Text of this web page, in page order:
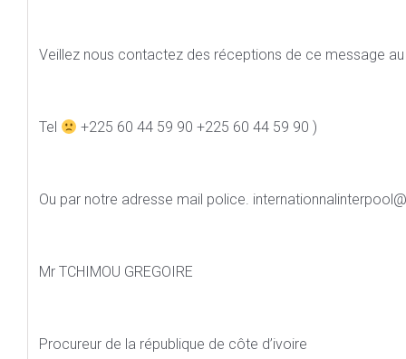
Veillez nous contactez des réceptions de ce message au
Tel +225 60 44 59 90 +225 60 44 59 90 )
Ou par notre adresse mail police.
Mr TCHIMOU GREGOIRE
Procureur de la république de côte d’ivoire